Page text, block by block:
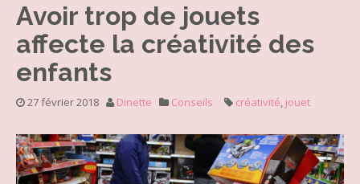
Avoir trop de jouets
affecte la créativité des
enfants
27 février 2018 Dinette Conseils créativité, jouet